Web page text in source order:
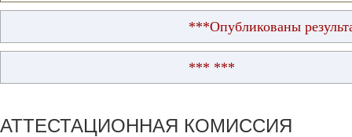
***Опубликованы результаты
*** ***
АТТЕСТАЦИОННАЯ КОМИССИЯ